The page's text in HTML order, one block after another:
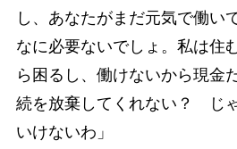
し、あなたがまだ元気で働い
なに必要ないでしょ。私は住
ら困るし、働けないから現金
続を放棄してくれない？ じ
いけないわ」